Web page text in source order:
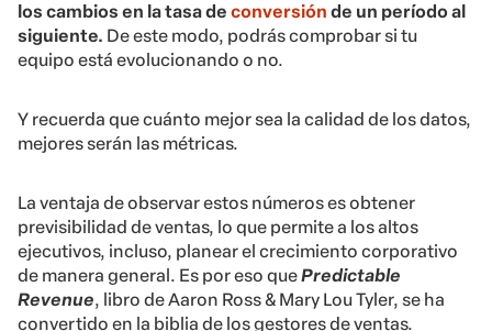
los cambios en la tasa de conversión de un período al
siguiente. De este modo, podrás comprobar si tu
equipo está evolucionando o no.
Y recuerda que cuánto mejor sea la calidad de los datos,
mejores serán las métricas.
La ventaja de observar estos números es obtener
previsibilidad de ventas, lo que permite a los altos
ejecutivos, incluso, planear el crecimiento corporativo
de manera general. Es por eso quePredictable
Revenue, libro de Aaron Ross & Mary Lou Tyler, se ha
convertido en la biblia de los gestores de ventas.